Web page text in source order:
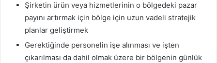
Şirketin ürün veya hizmetlerinin o bölgedeki pazar
payını artırmak için bölge için uzun vadeli stratejik
planlar geliştirmek
Gerektiğinde personelin işe alınması ve işten
çıkarılması da dahil olmak üzere bir bölgenin günlük